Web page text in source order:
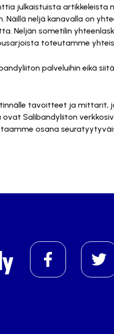
julkaistuista
neljä kanavalla on
Neljän sometilin
toteutamme
palveluihin eikä
tavoitteet ja mittarit,
Salibandyliiton
osana